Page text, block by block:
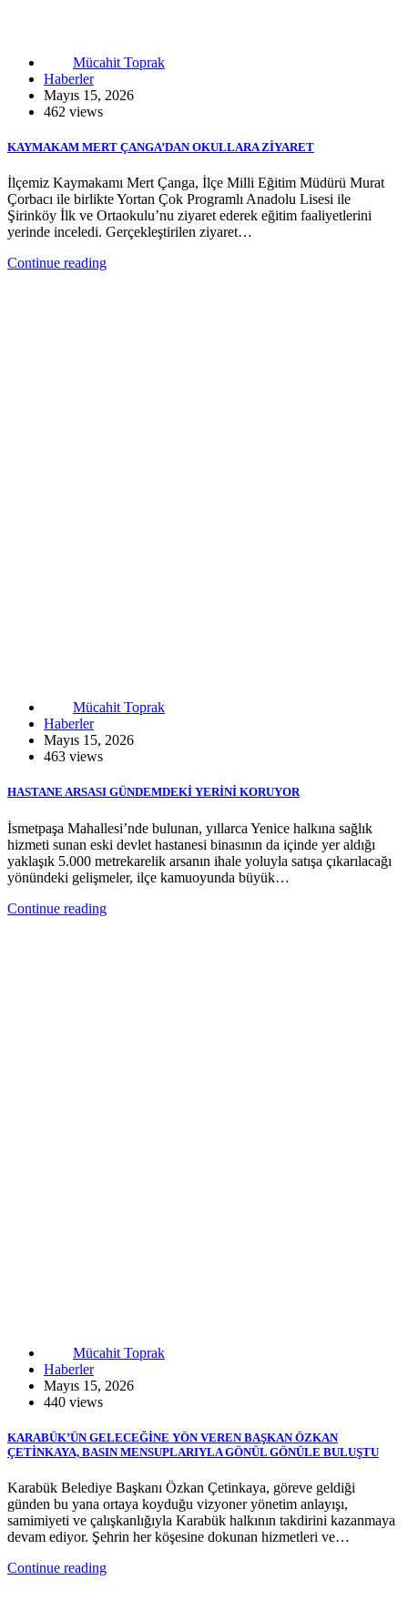
Mücahit Toprak
Haberler
Mayıs 15, 2026
462 views
KAYMAKAM MERT ÇANGA’DAN OKULLARA ZİYARET
İlçemiz Kaymakamı Mert Çanga, İlçe Milli Eğitim Müdürü Murat
Çorbacı ile birlikte Yortan Çok Programlı Anadolu Lisesi ile
Şirinköy İlk ve Ortaokulu’nu ziyaret ederek eğitim faaliyetlerini
yerinde inceledi. Gerçekleştirilen ziyaret…
Continue reading
Mücahit Toprak
Haberler
Mayıs 15, 2026
463 views
HASTANE ARSASI GÜNDEMDEKİ YERİNİ KORUYOR
İsmetpaşa Mahallesi’nde bulunan, yıllarca Yenice halkına sağlık
hizmeti sunan eski devlet hastanesi binasının da içinde yer aldığı
yaklaşık 5.000 metrekarelik arsanın ihale yoluyla satışa çıkarılacağı
yönündeki gelişmeler, ilçe kamuoyunda büyük…
Continue reading
Mücahit Toprak
Haberler
Mayıs 15, 2026
440 views
KARABÜK’ÜN GELECEĞİNE YÖN VEREN BAŞKAN ÖZKAN
ÇETİNKAYA, BASIN MENSUPLARIYLA GÖNÜL GÖNÜLE BULUŞTU
Karabük Belediye Başkanı Özkan Çetinkaya, göreve geldiği
günden bu yana ortaya koyduğu vizyoner yönetim anlayışı,
samimiyeti ve çalışkanlığıyla Karabük halkının takdirini kazanmaya
devam ediyor. Şehrin her köşesine dokunan hizmetleri ve…
Continue reading